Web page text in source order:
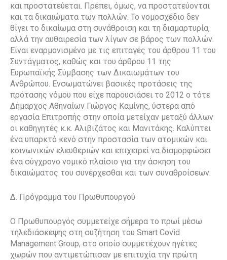
και προστατεύεται. Πρέπει, όμως, να προστατεύονται
και τα δικαιώματα των πολλών. Το νομοσχέδιο δεν
θίγει το δικαίωμα στη συνάθροιση και τη διαμαρτυρία,
αλλά την αυθαιρεσία των λίγων σε βάρος των πολλών.
Είναι εναρμονισμένο με τις επιταγές του άρθρου 11 του
Συντάγματος, καθώς και του άρθρου 11 της
Ευρωπαϊκής Σύμβασης των Δικαιωμάτων του
Ανθρώπου. Ενσωματώνει βασικές προτάσεις της
πρότασης νόμου που είχε παρουσιάσει το 2012 ο τότε
Δήμαρχος Αθηναίων Γιώργος Καμίνης, ύστερα από
εργασία Επιτροπής στην οποία μετείχαν μεταξύ άλλων
οι καθηγητές κ.κ. Αλιβιζάτος και Μανιτάκης. Καλύπτει
ένα υπαρκτό κενό στην προστασία των ατομικών και
κοινωνικών ελευθεριών και επιχειρεί να διαμορφώσει
ένα σύγχρονο νομικό πλαίσιο για την άσκηση του
δικαιώματος του συνέρχεσθαι και των συναθροίσεων.
Δ. Πρόγραμμα του Πρωθυπουργού
Ο Πρωθυπουργός συμμετείχε σήμερα το πρωί μέσω
τηλεδιάσκεψης στη συζήτηση του Smart Covid
Management Group, στο οποίο συμμετέχουν ηγέτες
χωρών που αντιμετώπισαν με επιτυχία την πρώτη